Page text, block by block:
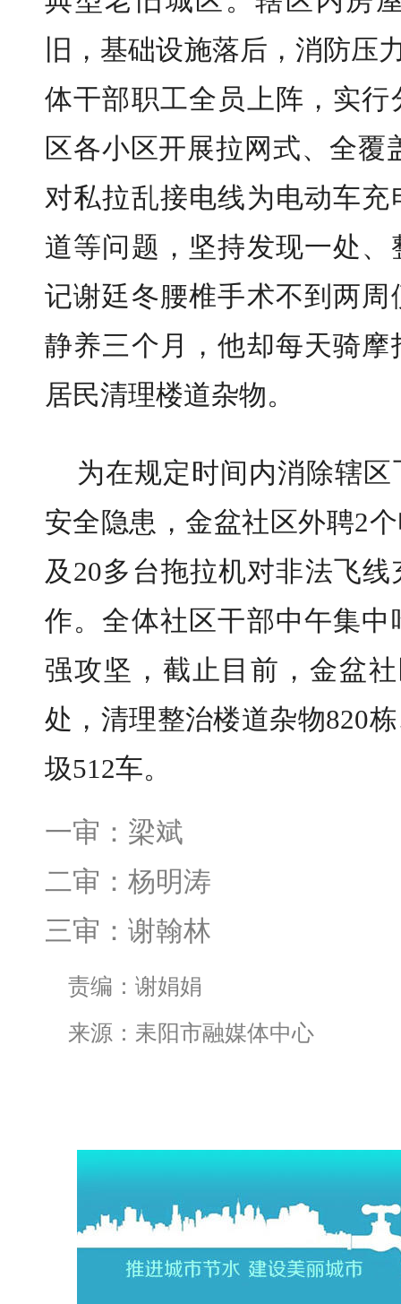
旧，基础设施落后，消防压
体干部职工全员上阵，实
区各小区开展拉网式、全
对私拉乱接电线为电动车
道等问题，坚持发现一处
记谢廷冬腰椎手术不到两
静养三个月，他却每天骑
居民清理楼道杂物。
为在规定时间内消除辖
安全隐患，金盆社区外聘2
及20多台拖拉机对非法飞
作。全体社区干部中午集
强攻坚，截止目前，金盆
处，清理整治楼道杂物820
圾512车。
一审：梁斌
二审：杨明涛
三审：谢翰林
责编：谢娟娟
来源：耒阳市融媒体中心